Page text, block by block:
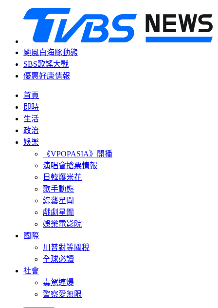
颱風白海豚動態
SBS歌謠大戰
優惠好康情報
首頁
即時
生活
政治
娛樂
《VPOPASIA》開播
演唱會搶票情報
日韓爆米花
歌手動態
綜藝星聞
戲劇星聞
娛樂電影院
國際
川普對等關稅
全球必讀
社會
毒駕連爆
警察愛無限